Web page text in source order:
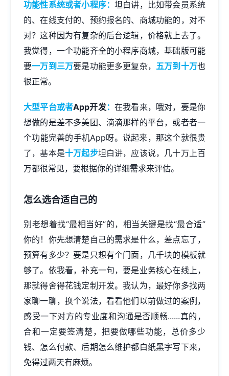
功能性系统或者小程序：坦白讲，比如带会员系统
的、在线支付的、预约报名的、商城功能的，对不
对？这种因为有复杂的后台逻辑，价格就上去了。
我觉得，一个功能齐全的小程序商城，基础版可能
要一万到三万要是功能更多更复杂， 五万到十万也
很正常。
大型平台或者App开发：在我看来，哦对，要是你
想做的是差不多美团、滴滴那样的平台，或者者一
个功能完善的手机App呀。说起来，那这个就很贵
了，基本是十万起步坦白讲，应该说，几十万上百
万都很常见，要根据你的详细需求来评估。
怎么选合适自己的
别老想着找“最相当好”的，相当关键是找“最合适”
你的！你先想清楚自己的需求是什么，差点忘了，
预算有多少？要是只想有个门面，几千块的模板就
够了。依我看，补充一句，要是业务核心在线上，
那就得舍得花钱定制开发。我认为，最好你多找两
家聊一聊，换个说法，看看他们以前做过的案例，
感受一下对方的专业度和沟通是否顺畅......真的，
合和一定要签清楚，把要做哪些功能，总价多少
钱、怎么付款、后期怎么维护都白纸黑字写下来，
免得过两天有麻烦。